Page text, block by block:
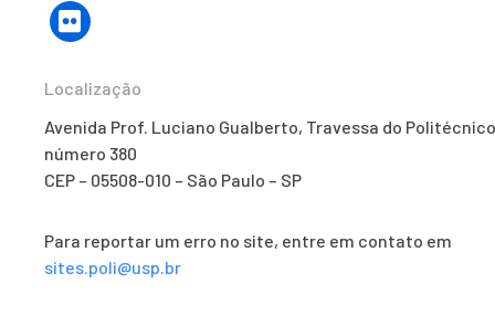
Localização
Avenida Prof. Luciano Gualberto, Travessa do
número 380
CEP – 05508-010 – São Paulo – SP
Para reportar um erro no site, entre em contato em
sites.poli@usp.br